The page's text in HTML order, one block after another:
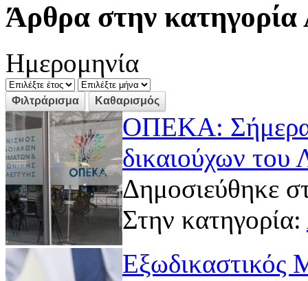
Άρθρα στην κατηγορία
Ημερομηνία
ΟΠΕΚΑ: Σήμερα
δικαιούχων του
Δημοσιεύθηκε
Στην κατηγορία:
Εξωδικαστικός